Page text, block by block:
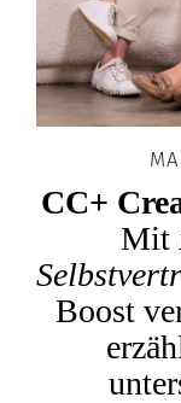
CC+
Mit
Boost